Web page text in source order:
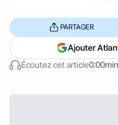
Écoutez cet article0:00min
PARTAGER
Ajouter